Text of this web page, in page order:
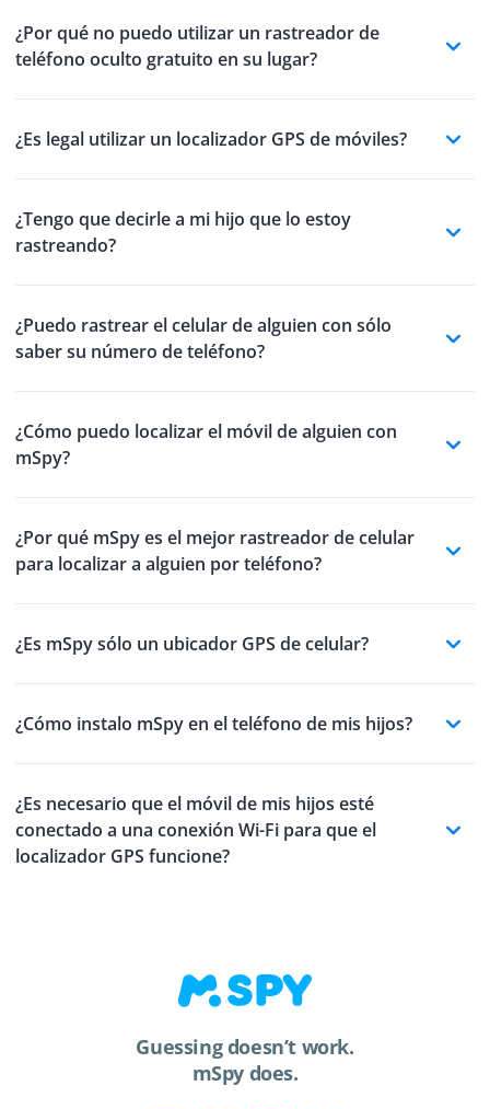
¿Por qué no puedo utilizar un rastreador de
teléfono oculto gratuito en su lugar?
¿Es legal utilizar un localizador GPS de móviles?
¿Tengo que decirle a mi hijo que lo estoy
rastreando?
¿Puedo rastrear el celular de alguien con sólo
saber su número de teléfono?
¿Cómo puedo localizar el móvil de alguien con
mSpy?
¿Por qué mSpy es el mejor rastreador de celular
para localizar a alguien por teléfono?
¿Es mSpy sólo un ubicador GPS de celular?
¿Cómo instalo mSpy en el teléfono de mis hijos?
¿Es necesario que el móvil de mis hijos esté
conectado a una conexión Wi-Fi para que el
localizador GPS funcione?
Guessing doesn’t work.
mSpy does.